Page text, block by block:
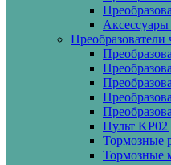
Пульт
Тормозные
Тормозные